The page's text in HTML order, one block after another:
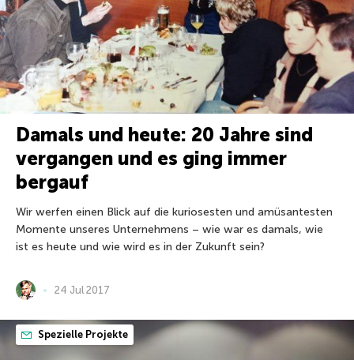
Damals und heute: 20 Jahre sind
vergangen und es ging immer
bergauf
Wir werfen einen Blick auf die kuriosesten und amüsantesten
Momente unseres Unternehmens – wie war es damals, wie
ist es heute und wie wird es in der Zukunft sein?
24 Jul 2017
Spezielle Projekte